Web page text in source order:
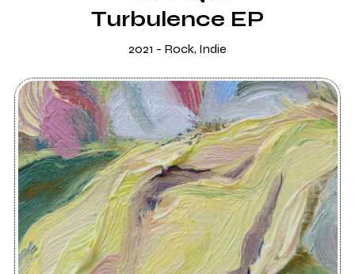
RADIOTurbulence EP
2021 - Rock, Indie